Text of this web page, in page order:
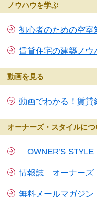
ノウハウを学ぶ
初心者のための空室
賃貸住宅の建築ノウ
動画を見る
動画でわかる！賃貸
オーナーズ・スタイルにつ
「OWNER’S
情報誌「オーナーズ
無料メールマガジン